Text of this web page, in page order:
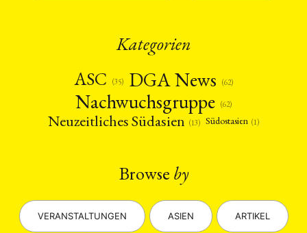
Kategorien
ASC
(35) DGA News (62)
Nachwuchsgruppe (62)
Neuzeitliches Südasien (13) Südostasien (1)
Browse by
VERANSTALTUNGEN ASIEN ARTIKEL